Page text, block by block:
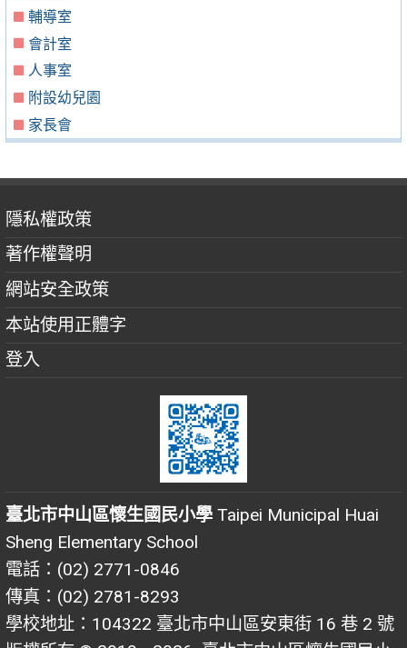
輔導室
會計室
人事室
附設幼兒園
家長會
隱私權政策
著作權聲明
網站安全政策
本站使用正體字
登入
臺北市中山區懷生國民小學 Taipei Municipal Huai
Sheng Elementary School
電話：(02) 2771-0846
傳真：(02) 2781-8293
學校地址：104322 臺北市中山區安東街 16 巷 2 號